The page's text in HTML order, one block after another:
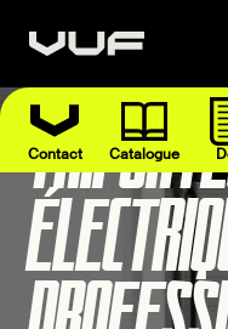
Contact Catalogue